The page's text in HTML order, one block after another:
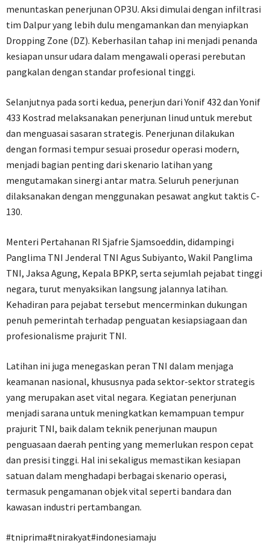
menuntaskan penerjunan OP3U. Aksi dimulai dengan infiltrasi
tim Dalpur yang lebih dulu mengamankan dan menyiapkan
Dropping Zone (DZ). Keberhasilan tahap ini menjadi penanda
kesiapan unsur udara dalam mengawali operasi perebutan
pangkalan dengan standar profesional tinggi.
Selanjutnya pada sorti kedua, penerjun dari Yonif 432 dan Yonif
433 Kostrad melaksanakan penerjunan linud untuk merebut
dan menguasai sasaran strategis. Penerjunan dilakukan
dengan formasi tempur sesuai prosedur operasi modern,
menjadi bagian penting dari skenario latihan yang
mengutamakan sinergi antar matra. Seluruh penerjunan
dilaksanakan dengan menggunakan pesawat angkut taktis C-
130.
Menteri Pertahanan RI Sjafrie Sjamsoeddin, didampingi
Panglima TNI Jenderal TNI Agus Subiyanto, Wakil Panglima
TNI, Jaksa Agung, Kepala BPKP, serta sejumlah pejabat tinggi
negara, turut menyaksikan langsung jalannya latihan.
Kehadiran para pejabat tersebut mencerminkan dukungan
penuh pemerintah terhadap penguatan kesiapsiagaan dan
profesionalisme prajurit TNI.
Latihan ini juga menegaskan peran TNI dalam menjaga
keamanan nasional, khususnya pada sektor-sektor strategis
yang merupakan aset vital negara. Kegiatan penerjunan
menjadi sarana untuk meningkatkan kemampuan tempur
prajurit TNI, baik dalam teknik penerjunan maupun
penguasaan daerah penting yang memerlukan respon cepat
dan presisi tinggi. Hal ini sekaligus memastikan kesiapan
satuan dalam menghadapi berbagai skenario operasi,
termasuk pengamanan objek vital seperti bandara dan
kawasan industri pertambangan.
#tniprima#tnirakyat#indonesiamaju